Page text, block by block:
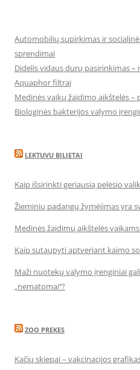
Automobilių supirkimas ir
sprendimai
Didelis vidaus durų pasirinkimas –
Aquaphor filtrai
Medinės vaikų žaidimo aikštelės
Biologinės bakterijos valymo
LEKTUVU BILIETAI
Kaip išsirinkti geriausią pelėsio
Žieminių padangų žymėjimas yra
Medinės žaidimų aikštelės
Kaip sutaupyti aptveriant kaimo
Maži nuotekų valymo įrenginiai
„nematomai‘‘?
ZOO PREKES
Kačių skiepai – vakcinacijos